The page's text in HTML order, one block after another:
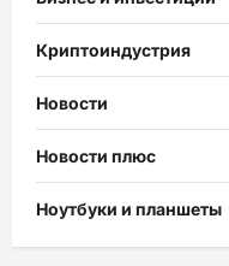
Криптоиндустрия
Новости
Новости плюс
Ноутбуки и планшеты